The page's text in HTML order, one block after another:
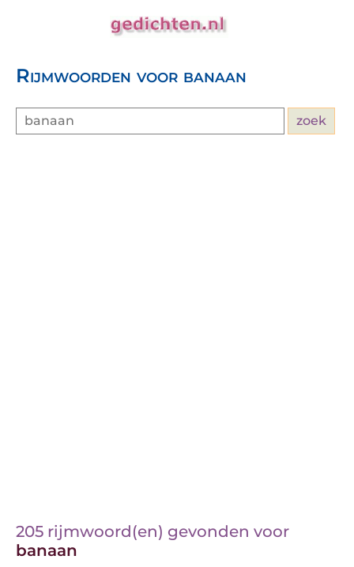
Rijmwoorden voor banaan
205 rijmwoord(en) gevonden voor
banaan